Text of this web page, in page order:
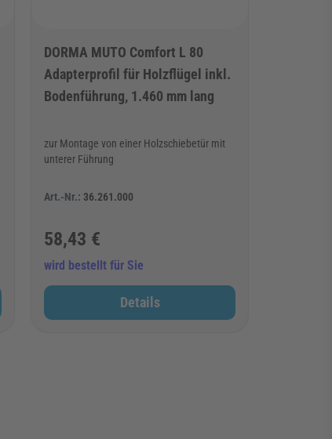
DORMA MUTO Comfort L 80
Adapterprofil für Holzflügel inkl.
Bodenführung, 1.460 mm lang
zur Montage von einer Holzschiebetür mit
unterer Führung
Art.-Nr.: 36.261.000
58,43 €
wird bestellt für Sie
Details